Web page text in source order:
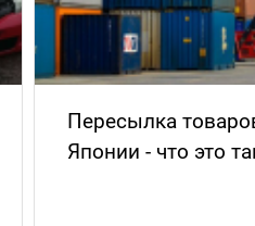
Тарифы и